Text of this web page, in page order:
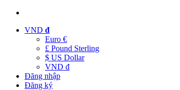
VND đ
Euro €
£ Pound Sterling
$ US Dollar
VND đ
Đăng nhập
Đăng ký